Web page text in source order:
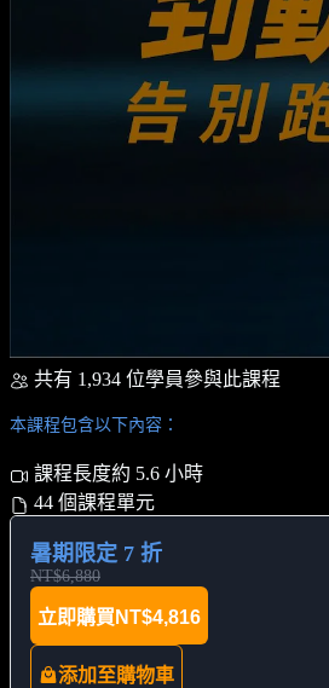
共有 1,934 位學員參與此課程
本課程包含以下內容：
課程長度約 5.6 小時
44 個課程單元
暑期限定 7 折
NT$6,880
立即購買 NT$4,816
添加至購物車